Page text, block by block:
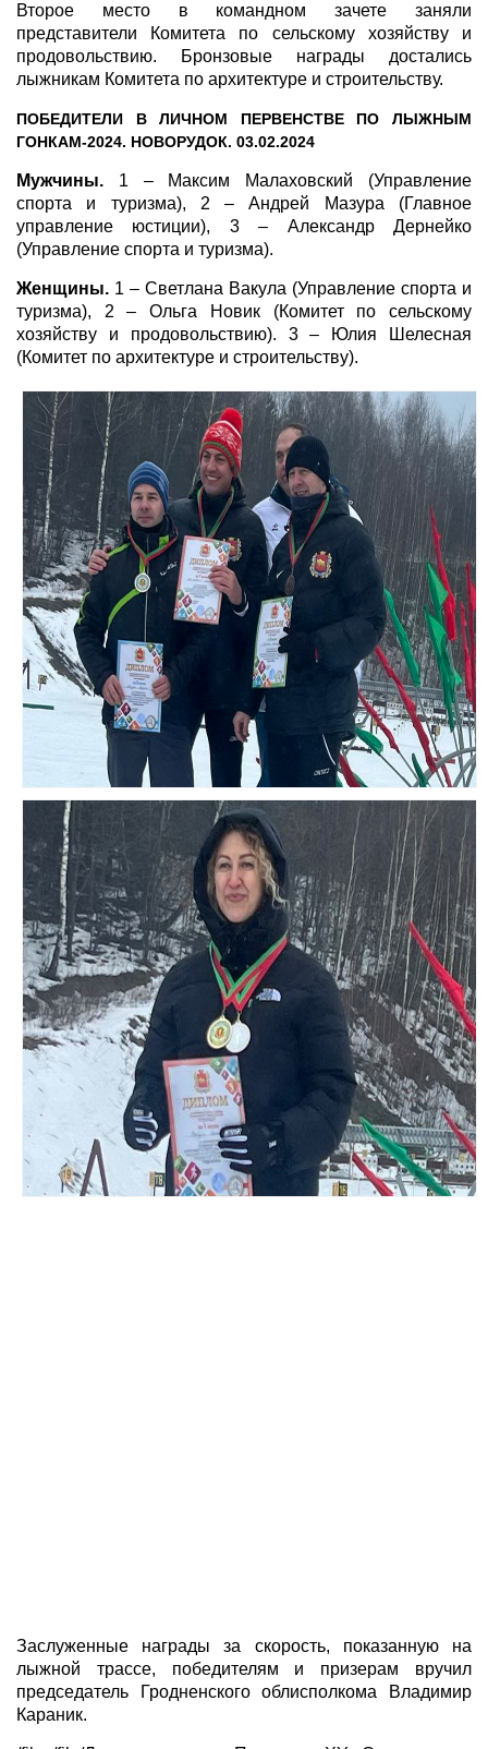
Второе место в командном зачете заняли
представители Комитета по сельскому хозяйству и
продовольствию. Бронзовые награды достались
лыжникам Комитета по архитектуре и строительству.
ПОБЕДИТЕЛИ В ЛИЧНОМ ПЕРВЕНСТВЕ ПО ЛЫЖНЫМ
ГОНКАМ-2024. НОВОРУДОК. 03.02.2024
Мужчины. 1 – Максим Малаховский (Управление
спорта и туризма), 2 – Андрей Мазура (Главное
управление юстиции), 3 – Александр Дернейко
(Управление спорта и туризма).
Женщины. 1 – Светлана Вакула (Управление спорта и
туризма), 2 – Ольга Новик (Комитет по сельскому
хозяйству и продовольствию). 3 – Юлия Шелесная
(Комитет по архитектуре и строительству).
Заслуженные награды за скорость, показанную на
лыжной трассе, победителям и призерам вручил
председатель Гродненского облисполкома Владимир
Караник.